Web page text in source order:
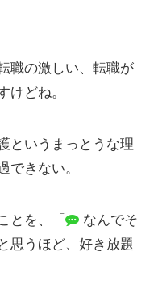
職の激しい、転職が
けどね。
というまっとうな理
できない。
とを、「
なんでそ
思うほど、好き放題